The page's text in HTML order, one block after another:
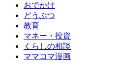
おでかけ
どうぶつ
教育
マネー・投資
くらしの相談
ママコマ漫画